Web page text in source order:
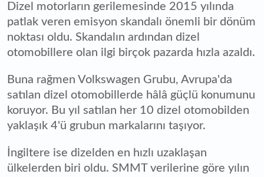
Dizel motorların gerilemesinde 2015 yılında
patlak veren emisyon skandalı önemli bir dönüm
noktası oldu. Skandalın ardından dizel
otomobillere olan ilgi birçok pazarda hızla azaldı.
Buna rağmen Volkswagen Grubu, Avrupa'da
satılan dizel otomobillerde hâlâ güçlü konumunu
koruyor. Bu yıl satılan her 10 dizel otomobilden
yaklaşık 4'ü grubun markalarını taşıyor.
İngiltere ise dizelden en hızlı uzaklaşan
ülkelerden biri oldu. SMMT verilerine göre yılın